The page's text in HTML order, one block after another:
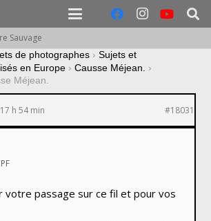
Sauvage
de photographes › Sujets et
en Europe › Causse Méjean. ›
Méjean.
h 54 min #18031
votre passage sur ce fil et pour vos